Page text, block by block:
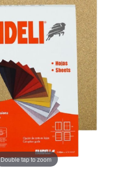
Double tap to zoom